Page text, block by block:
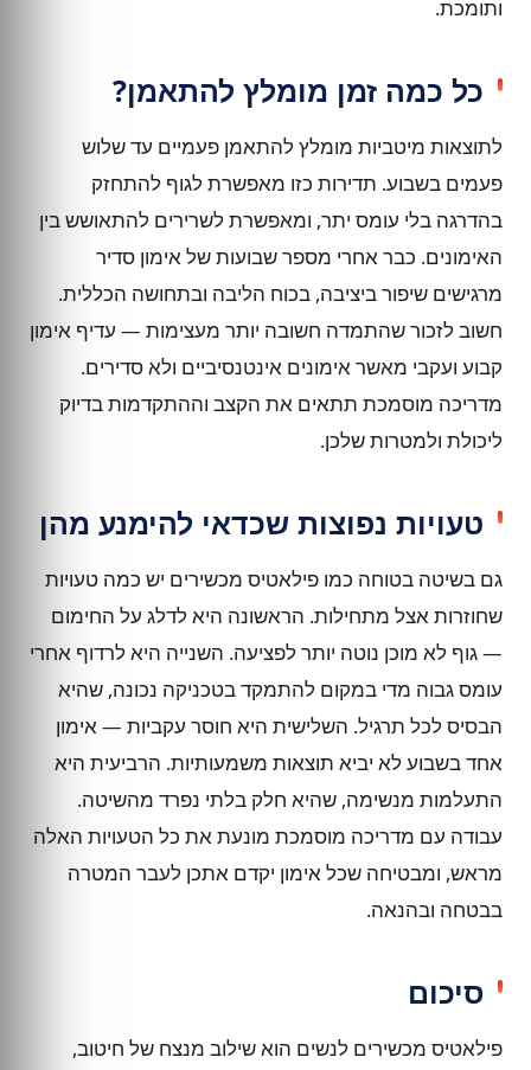
ותומכת.
כל כמה זמן מומלץ להתאמן?
לתוצאות מיטביות מומלץ להתאמן פעמיים עד שלוש
פעמים בשבוע. תדירות כזו מאפשרת לגוף להתחזק
בהדרגה בלי עומס יתר, ומאפשרת לשרירים להתאושש בין
האימונים. כבר אחרי מספר שבועות של אימון סדיר
מרגישים שיפור ביציבה, בכוח הליבה ובתחושה הכללית.
חשוב לזכור שהתמדה חשובה יותר מעצימות — עדיף אימון
קבוע ועקבי מאשר אימונים אינטנסיביים ולא סדירים.
מדריכה מוסמכת תתאים את הקצב וההתקדמות בדיוק
ליכולת ולמטרות שלכן.
טעויות נפוצות שכדאי להימנע מהן
גם בשיטה בטוחה כמו פילאטיס מכשירים יש כמה טעויות
שחוזרות אצל מתחילות. הראשונה היא לדלג על החימום
— גוף לא מוכן נוטה יותר לפציעה. השנייה היא לרדוף אחרי
עומס גבוה מדי במקום להתמקד בטכניקה נכונה, שהיא
הבסיס לכל תרגיל. השלישית היא חוסר עקביות — אימון
אחד בשבוע לא יביא תוצאות משמעותיות. הרביעית היא
התעלמות מנשימה, שהיא חלק בלתי נפרד מהשיטה.
עבודה עם מדריכה מוסמכת מונעת את כל הטעויות האלה
מראש, ומבטיחה שכל אימון יקדם אתכן לעבר המטרה
בבטחה ובהנאה.
סיכום
פילאטיס מכשירים לנשים הוא שילוב מנצח של חיטוב,